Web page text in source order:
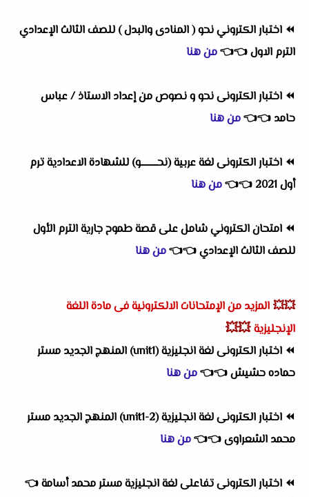
⏪ اختبار الكتروني نحو ( المنادى والبدل ) للصف الثالث الإعدادي
الترم الاول👈
👈من هنا
⏪ اختبار الكترونى نحو و نصوص من إعداد الاستاذ / عباس
حامد 👈
👈من هنا
⏪ اختبار الكترونى لغة عربية (نحــــــــو) للشهادة الاعدادية ترم
أول 2021
👈
👈من هنا
⏪ امتحان الكتروني شامل على قصة طموح جارية الترم الأول
للصف الثالث الإعدادي👈
👈من هنا
💥💥 المزيد من الإمتحانات الالكترونية فى مادة اللغة
الإنجليزية 💥💥
⏪
اختبار الكترونى لغة انجليزية (unit1) المنهج الجديد مستر
حماده حشيش👈
👈من هنا
⏪
اختبار الكترونى لغة انجليزية (2-unit1) المنهج الجديد مستر
محمد الشعراوى👈
👈من هنا
⏪ اختبار الكترونى تفاعلى لغة انجليزية مستر محمد أسامة👈